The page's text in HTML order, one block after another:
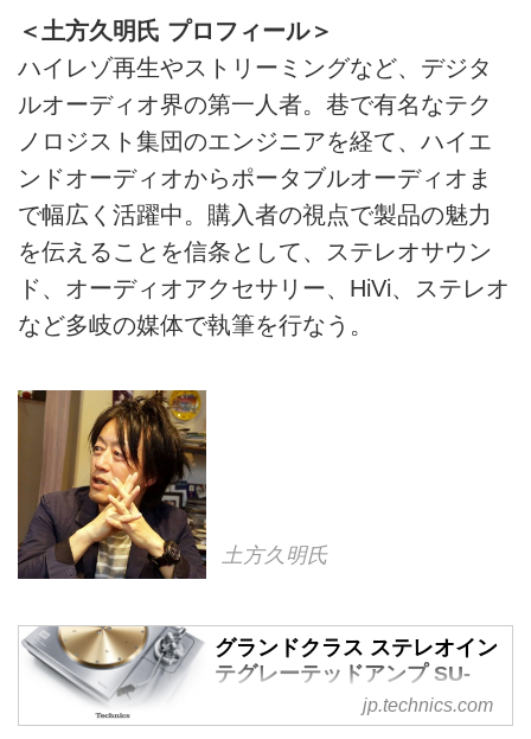
＜土方久明氏 プロフィール＞
ハイレゾ再生やストリーミングなど、デジタ
ルオーディオ界の第一人者。巷で有名なテク
ノロジスト集団のエンジニアを経て、ハイエ
ンドオーディオからポータブルオーディオま
で幅広く活躍中。購入者の視点で製品の魅力
を伝えることを信条として、ステレオサウン
ド、オーディオアクセサリー、HiVi、ステレオ
など多岐の媒体で執筆を行なう。
土方久明氏
グランドクラス ステレオイン
テグレーテッドアンプ SU-
G700M2 | Hi-Fi オーディオ -
Technics
jp.technics.com